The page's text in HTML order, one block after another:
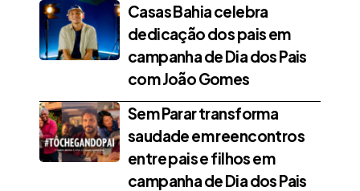
Casas Bahia celebra
dedicação dos pais em
campanha de Dia dos Pais
com João Gomes
Sem Parar transforma
saudade em reencontros
entre pais e filhos em
campanha de Dia dos Pais